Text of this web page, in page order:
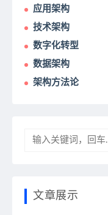
应用架构
技术架构
数字化转型
数据架构
架构方法论
文章展示